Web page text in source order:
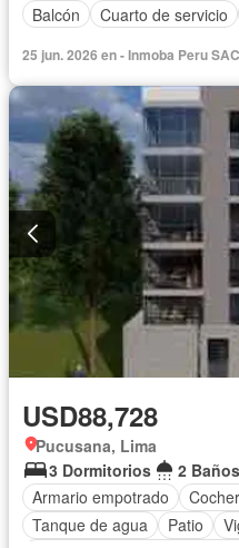
Balcón
Cuarto de servicio
25 jun. 2026 en - Inmoba Peru SAC
USD88,728
Pucusana, Lima
3 Dormitorios
2 Baños
Armario empotrado
Tanque de agua
Patio